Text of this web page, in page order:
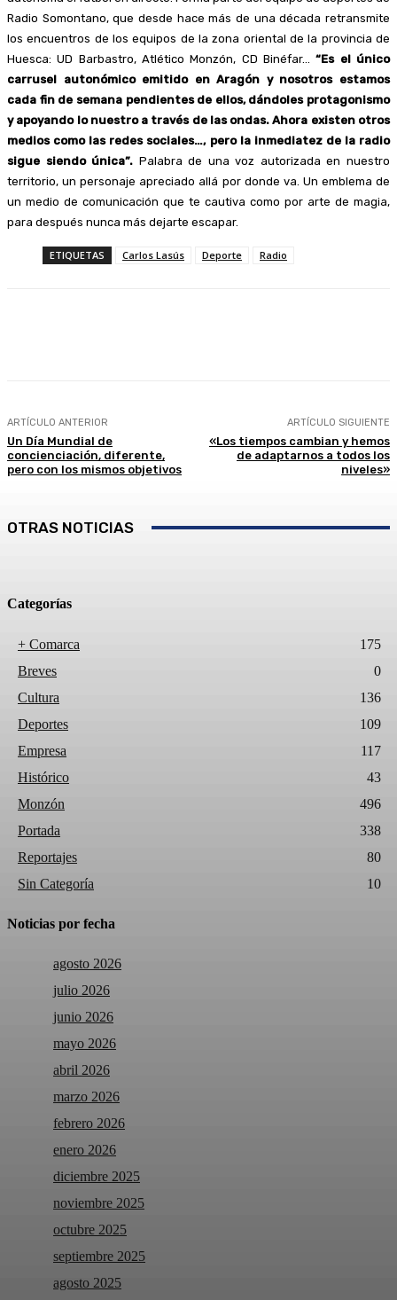
Radio Somontano, que desde hace más de una década retransmite
los encuentros de los equipos de la zona oriental de la provincia de
Huesca: UD Barbastro, Atlético Monzón, CD Binéfar…“Es el único
carrusel autonómico emitido en Aragón y nosotros estamos
cada fin de semana pendientes de ellos, dándoles protagonismo
y apoyando lo nuestro a través de las ondas. Ahora existen otros
medios como las redes sociales…, pero la inmediatez de la radio
sigue siendo única”. Palabra de una voz autorizada en nuestro
territorio, un personaje apreciado allá por donde va. Un emblema de
un medio de comunicación que te cautiva como por arte de magia,
para después nunca más dejarte escapar.
ETIQUETAS Carlos Lasús Deporte Radio
ARTÍCULO ANTERIOR
Un Día Mundial de
concienciación, diferente,
pero con los mismos objetivos
ARTÍCULO SIGUIENTE
«Los tiempos cambian y hemos
de adaptarnos a todos los
niveles»
OTRAS NOTICIAS
Categorías
+ Comarca
175
Breves
0
Cultura
136
Deportes
109
Empresa
117
Histórico
43
Monzón
496
Portada
338
Reportajes
80
Sin Categoría
10
Noticias por fecha
agosto 2026
julio 2026
junio 2026
mayo 2026
abril 2026
marzo 2026
febrero 2026
enero 2026
diciembre 2025
noviembre 2025
octubre 2025
septiembre 2025
agosto 2025